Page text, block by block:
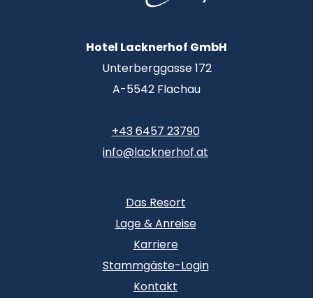
Hotel Lacknerhof GmbH
Unterberggasse 172
A-5542 Flachau
+43 6457 23790
info@lacknerhof.at
Das Resort
Lage & Anreise
Karriere
Stammgäste-Login
Kontakt